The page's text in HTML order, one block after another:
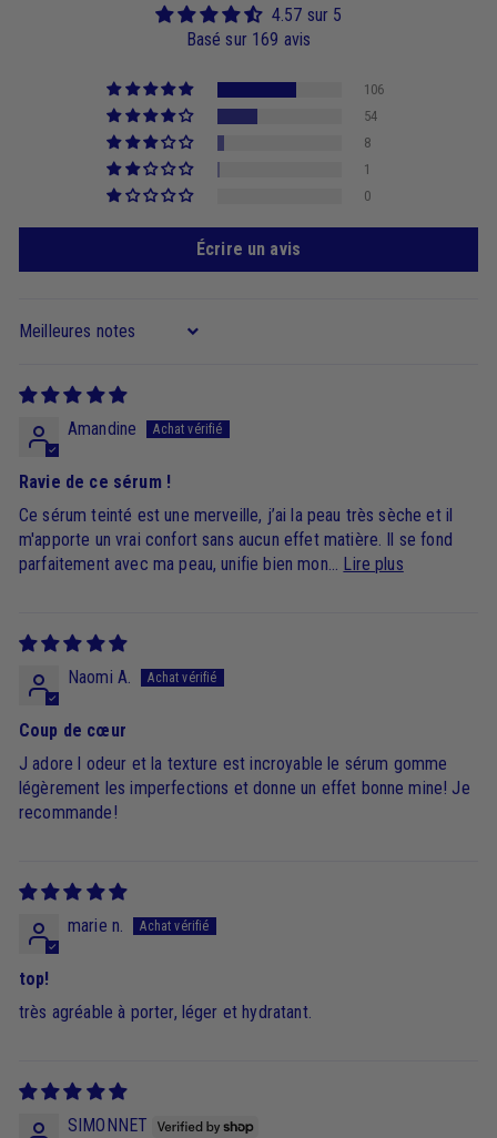
4.57 sur 5
Basé sur 169 avis
106
54
8
1
0
Écrire un avis
Sort by
Amandine
Ravie de ce sérum !
Ce sérum teinté est une merveille, j’ai la peau très sèche et il
m'apporte un vrai confort sans aucun effet matière. Il se fond
parfaitement avec ma peau, unifie bien mon... Lire plus
Naomi A.
Coup de cœur
J adore l odeur et la texture est incroyable le sérum gomme
légèrement les imperfections et donne un effet bonne mine! Je
recommande!
marie n.
top!
très agréable à porter, léger et hydratant.
SIMONNET